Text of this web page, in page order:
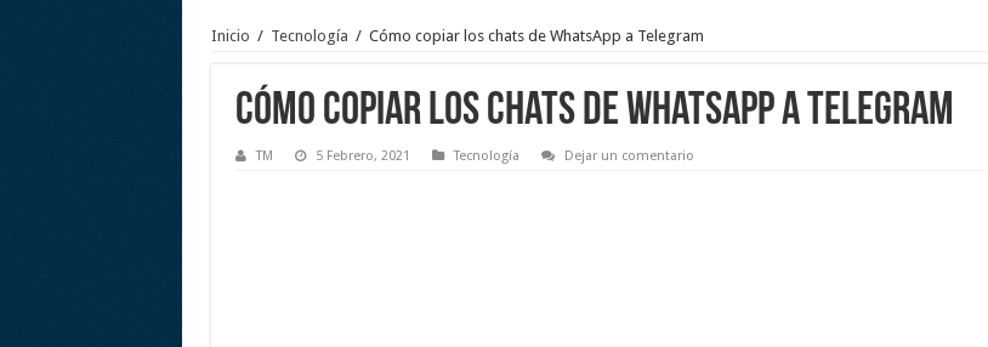
Inicio / Tecnología / Cómo copiar los chats de WhatsApp a Telegram
Cómo copiar los chats de WhatsApp a Telegram
TM 5 Febrero, 2021 Tecnología Dejar un comentario